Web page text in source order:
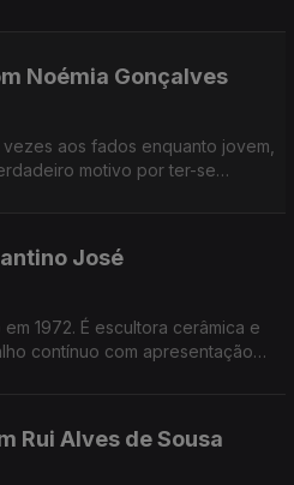
Noémia Gonçalves
aos fados enquanto jovem,
motivo por ter-se
José
1972. É escultora cerâmica e
contínuo com apresentação
Rui Alves de Sousa